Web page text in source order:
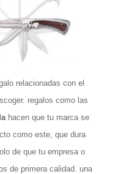
relacionadas con el
regalos como las
hacen que tu marca se
como este, que dura
de que tu empresa o
de primera calidad. una